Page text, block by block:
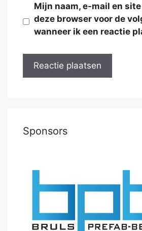
Mijn naam, e-mail en
deze browser voor de
wanneer ik een reactie
Sponsors